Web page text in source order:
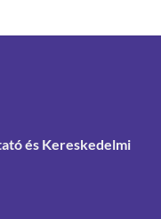
és Kereskedelmi